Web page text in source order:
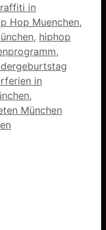
in
Hop Muenchen,
, hiphop
,
in
,
München